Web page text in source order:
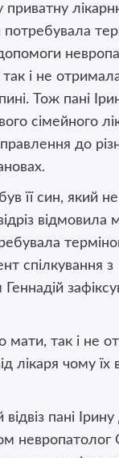
приватну
так і не
Тож пані
сімейного
до
її син, який
відмовила
спілкування з
мати, так і не
лікаря чому
пані
невропатолог